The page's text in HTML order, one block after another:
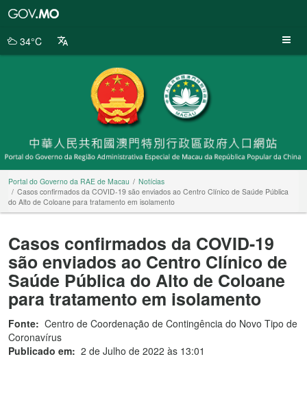
da
34°C
Portal do Governo da RAE de Macau
Notícias
Casos confirmados da COVID-19 são enviados ao Centro Clínico de Saúde Pública
do Alto de Coloane para tratamento em isolamento
Casos confirmados da COVID-19
são enviados ao Centro Clínico de
Saúde Pública do Alto de Coloane
para tratamento em isolamento
Fonte: Centro de Coordenação de Contingência do Novo Tipo de
Coronavírus
Publicado em: 2 de Julho de 2022 às 13:01